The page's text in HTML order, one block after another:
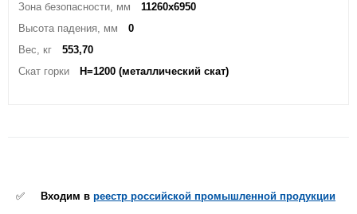
Зона безопасности, мм
11260х6950
Высота падения, мм
0
Вес, кг
553,70
Скат горки
H=1200 (металлический скат)
✅ Входим в реестр российской промышленной продукции